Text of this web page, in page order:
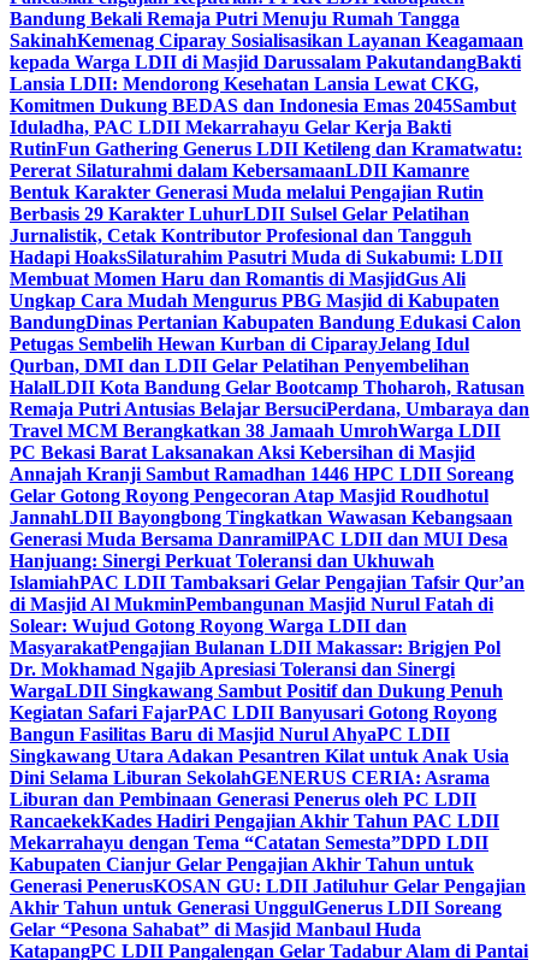
Bandung Bekali Remaja Putri Menuju Rumah Tangga
SakinahKemenag Ciparay Sosialisasikan Layanan Keagamaan
kepada Warga LDII di Masjid Darussalam PakutandangBakti
Lansia LDII: Mendorong Kesehatan Lansia Lewat CKG,
Komitmen Dukung BEDAS dan Indonesia Emas 2045Sambut
Iduladha, PAC LDII Mekarrahayu Gelar Kerja Bakti
RutinFun Gathering Generus LDII Ketileng dan Kramatwatu:
Pererat Silaturahmi dalam KebersamaanLDII Kamanre
Bentuk Karakter Generasi Muda melalui Pengajian Rutin
Berbasis 29 Karakter LuhurLDII Sulsel Gelar Pelatihan
Jurnalistik, Cetak Kontributor Profesional dan Tangguh
Hadapi HoaksSilaturahim Pasutri Muda di Sukabumi: LDII
Membuat Momen Haru dan Romantis di MasjidGus Ali
Ungkap Cara Mudah Mengurus PBG Masjid di Kabupaten
BandungDinas Pertanian Kabupaten Bandung Edukasi Calon
Petugas Sembelih Hewan Kurban di CiparayJelang Idul
Qurban, DMI dan LDII Gelar Pelatihan Penyembelihan
HalalLDII Kota Bandung Gelar Bootcamp Thoharoh, Ratusan
Remaja Putri Antusias Belajar BersuciPerdana, Umbaraya dan
Travel MCM Berangkatkan 38 Jamaah UmrohWarga LDII
PC Bekasi Barat Laksanakan Aksi Kebersihan di Masjid
Annajah Kranji Sambut Ramadhan 1446 HPC LDII Soreang
Gelar Gotong Royong Pengecoran Atap Masjid Roudhotul
JannahLDII Bayongbong Tingkatkan Wawasan Kebangsaan
Generasi Muda Bersama DanramilPAC LDII dan MUI Desa
Hanjuang: Sinergi Perkuat Toleransi dan Ukhuwah
IslamiahPAC LDII Tambaksari Gelar Pengajian Tafsir Qur’an
di Masjid Al MukminPembangunan Masjid Nurul Fatah di
Solear: Wujud Gotong Royong Warga LDII dan
MasyarakatPengajian Bulanan LDII Makassar: Brigjen Pol
Dr. Mokhamad Ngajib Apresiasi Toleransi dan Sinergi
WargaLDII Singkawang Sambut Positif dan Dukung Penuh
Kegiatan Safari FajarPAC LDII Banyusari Gotong Royong
Bangun Fasilitas Baru di Masjid Nurul AhyaPC LDII
Singkawang Utara Adakan Pesantren Kilat untuk Anak Usia
Dini Selama Liburan SekolahGENERUS CERIA: Asrama
Liburan dan Pembinaan Generasi Penerus oleh PC LDII
RancaekekKades Hadiri Pengajian Akhir Tahun PAC LDII
Mekarrahayu dengan Tema “Catatan Semesta”DPD LDII
Kabupaten Cianjur Gelar Pengajian Akhir Tahun untuk
Generasi PenerusKOSAN GU: LDII Jatiluhur Gelar Pengajian
Akhir Tahun untuk Generasi UnggulGenerus LDII Soreang
Gelar “Pesona Sahabat” di Masjid Manbaul Huda
KatapangPC LDII Pangalengan Gelar Tadabur Alam di Pantai